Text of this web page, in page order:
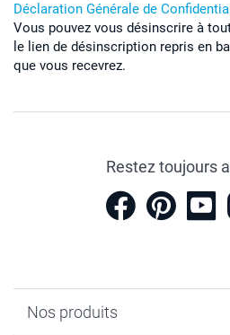
Déclaration Générale de
Vous pouvez vous désinscrire à
le lien de désinscription repris en
que vous recevrez.
Restez toujours
Nos produits